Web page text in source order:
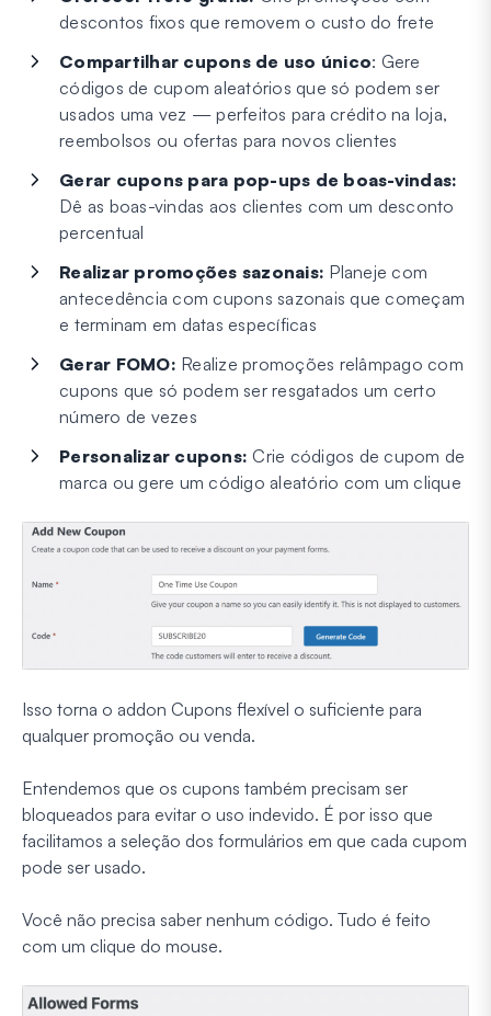
descontos fixos que removem o custo do frete
Compartilhar cupons de uso único: Gere
códigos de cupom aleatórios que só podem ser
usados uma vez — perfeitos para crédito na loja,
reembolsos ou ofertas para novos clientes
Gerar cupons para pop-ups de boas-vindas:
Dê as boas-vindas aos clientes com um desconto
percentual
Realizar promoções sazonais: Planeje com
antecedência com cupons sazonais que começam
e terminam em datas específicas
Gerar FOMO: Realize promoções relâmpago com
cupons que só podem ser resgatados um certo
número de vezes
Personalizar cupons: Crie códigos de cupom de
marca ou gere um código aleatório com um clique
Isso torna o addon Cupons flexível o suficiente para
qualquer promoção ou venda.
Entendemos que os cupons também precisam ser
bloqueados para evitar o uso indevido. É por isso que
facilitamos a seleção dos formulários em que cada cupom
pode ser usado.
Você não precisa saber nenhum código. Tudo é feito
com um clique do mouse.